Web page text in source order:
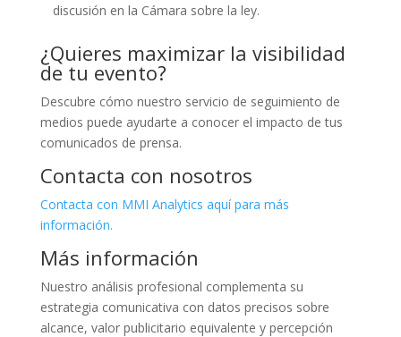
discusión en la Cámara sobre la ley.
¿Quieres maximizar la visibilidad
de tu evento?
Descubre cómo nuestro servicio de seguimiento de
medios puede ayudarte a conocer el impacto de tus
comunicados de prensa.
Contacta con nosotros
Contacta con MMI Analytics aquí para más
información.
Más información
Nuestro análisis profesional complementa su
estrategia comunicativa con datos precisos sobre
alcance, valor publicitario equivalente y percepción